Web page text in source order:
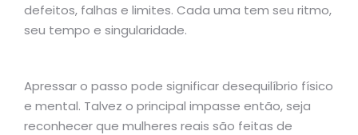
defeitos, falhas e limites. Cada uma tem seu ritmo,
seu tempo e singularidade.
Apressar o passo pode significar desequilíbrio físico
e mental. Talvez o principal impasse então, seja
reconhecer que mulheres reais são feitas de